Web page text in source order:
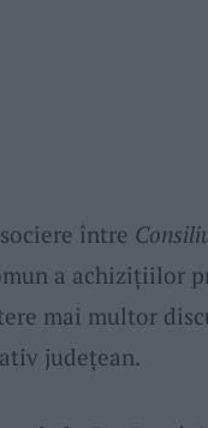
între
a achiziţiilor
mai multor
judeţean.